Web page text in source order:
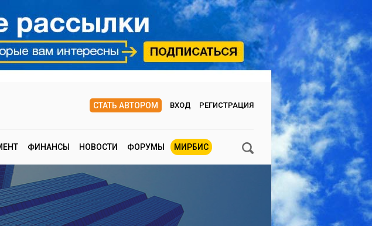
СТАТЬ АВТОРОМ ВХОД РЕГИСТРАЦИЯ
ФИНАНСЫ НОВОСТИ ФОРУМЫ МИРБИС